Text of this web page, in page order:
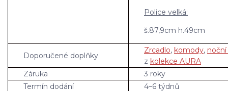
Police velká:
š.87,9cm h.49cm
Doporučené doplňky
Zrcadlo, komody,
z kolekce AURA
Záruka
3 roky
Termín dodání
4–6 týdnů